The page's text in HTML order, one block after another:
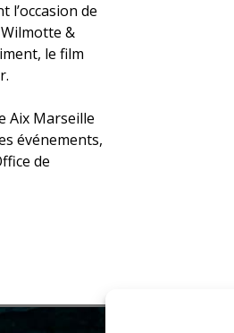
l’occasion de
&
le film
Aix Marseille
événements,
de